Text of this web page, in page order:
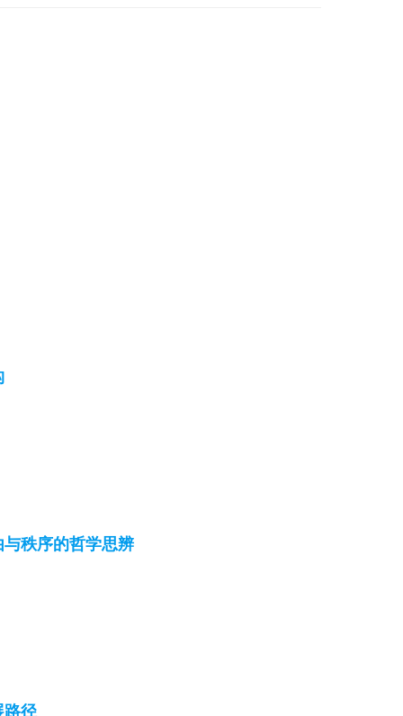
秩序的哲学思辨
路径